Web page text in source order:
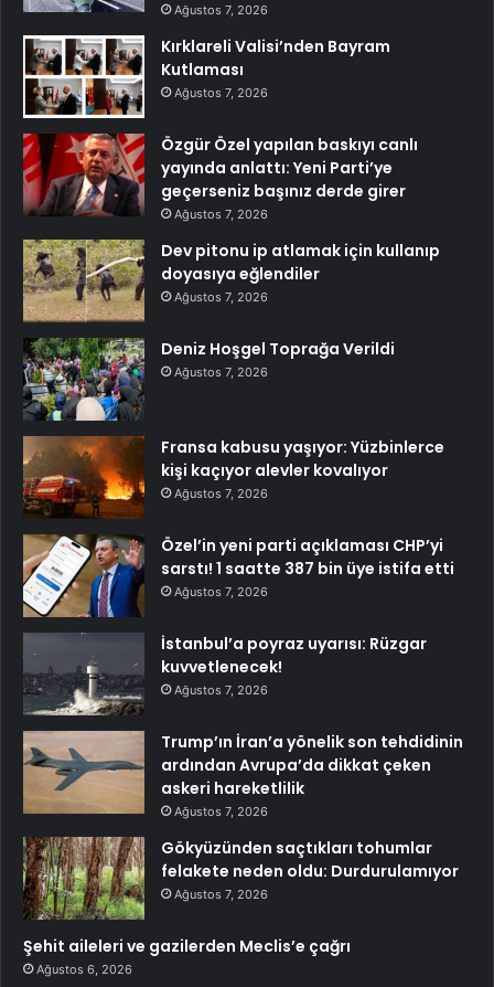
Ağustos 7, 2026
Kırklareli Valisi’nden Bayram
Kutlaması
Ağustos 7, 2026
Özgür Özel yapılan baskıyı canlı
yayında anlattı: Yeni Parti’ye
geçerseniz başınız derde girer
Ağustos 7, 2026
Dev pitonu ip atlamak için kullanıp
doyasıya eğlendiler
Ağustos 7, 2026
Deniz Hoşgel Toprağa Verildi
Ağustos 7, 2026
Fransa kabusu yaşıyor: Yüzbinlerce
kişi kaçıyor alevler kovalıyor
Ağustos 7, 2026
Özel’in yeni parti açıklaması CHP’yi
sarstı! 1 saatte 387 bin üye istifa etti
Ağustos 7, 2026
İstanbul’a poyraz uyarısı: Rüzgar
kuvvetlenecek!
Ağustos 7, 2026
Trump’ın İran’a yönelik son tehdidinin
ardından Avrupa’da dikkat çeken
askeri hareketlilik
Ağustos 7, 2026
Gökyüzünden saçtıkları tohumlar
felakete neden oldu: Durdurulamıyor
Ağustos 7, 2026
Şehit aileleri ve gazilerden Meclis’e çağrı
Ağustos 6, 2026